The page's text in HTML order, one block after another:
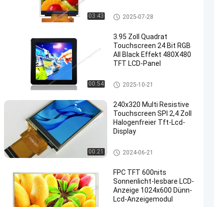
03:43 IPS Lcd-Anzeige
2025-07-28
00:54
3.95 Zoll Quadrat
Touchscreen 24 Bit RGB
All Black Effekt 480X480
TFT LCD-Panel
Kleiner LCD-Touch Screen
2025-10-21
00:21
240x320 Multi Resistive
Touchscreen SPI 2,4 Zoll
Halogenfreier Tft-Lcd-
Display
Widerstrebende LCD-Anzeige
2024-06-21
FPC TFT 600nits
Sonnenlicht-lesbare LCD-
Anzeige 1024x600 Dünn-
Lcd-Anzeigemodul